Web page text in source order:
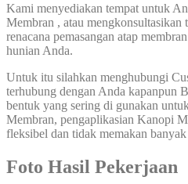
Kami menyediakan tempat untuk
Membran , atau mengkonsultasikan
renacana pemasangan atap
hunian Anda.
Untuk itu silahkan menghubungi
terhubung dengan Anda kapanpun
bentuk yang sering di gunakan
Membran, pengaplikasian Kanopi
fleksibel dan tidak memakan
Foto Hasil Pekerjaan